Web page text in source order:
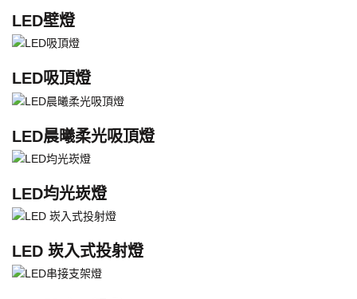
LED壁燈
LED吸頂燈
LED晨曦柔光吸頂燈
LED均光崁燈
LED 崁入式投射燈